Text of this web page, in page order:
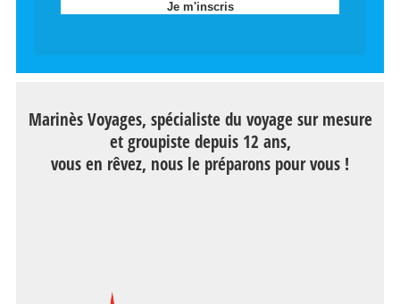
Marinès Voyages, spécialiste du voyage sur mesure
et groupiste depuis 12 ans,
vous en rêvez, nous le préparons pour vous !